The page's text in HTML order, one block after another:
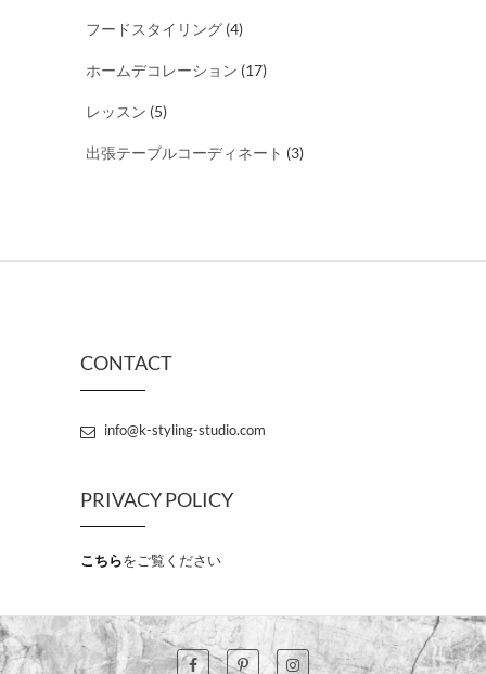
フードスタイリング (4)
ホームデコレーション (17)
レッスン (5)
出張テーブルコーディネート (3)
CONTACT
info@k-styling-studio.com
PRIVACY POLICY
こちらをご覧ください